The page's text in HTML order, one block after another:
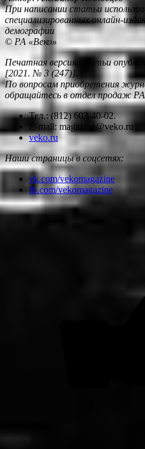
При написании статьи
специализированных онлайн-
демографии
© РА «Веко»
Печатная версия статьи
[2021. № 3 (247)].
По вопросам приобретения
обращайтесь в отдел продаж РА
Тел.: (812) 603-40-02.
E-mail: magazine@veko.ru
veko.ru
Наши страницы в соцсетях:
vk.com/vekomagazine
fb.com/vekomagazine